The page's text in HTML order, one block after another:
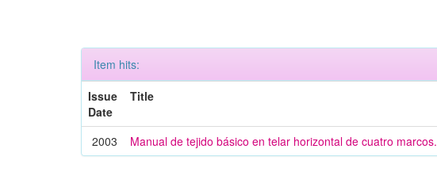
Item hits:
Issue
Date
Title
2003 Manual de tejido básico en telar horizontal de cuatro marcos.